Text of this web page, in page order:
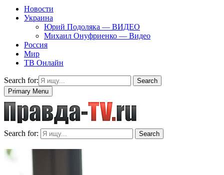
Новости
Украина
Юрий Подоляка — ВИДЕО
Михаил Онуфриенко — Видео
Россия
Мир
ТВ Онлайн
Search for:
Search
Primary Menu
Search for: Search